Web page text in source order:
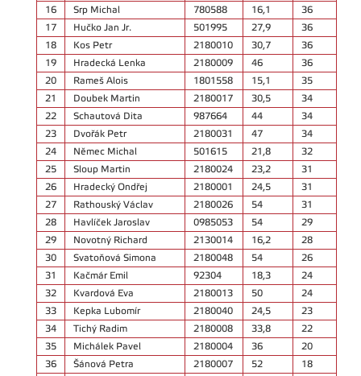
16 Srp Michal 780588 16,1
36
17
Hučko Jan Jr. 501995 27,9
36
18
Kos Petr 2180010 30,7
36
19
Hradecká Lenka 2180009 46
36
20
Rameš Alois 1801558 15,1
35
21
Doubek Martin 2180017 30,5
34
22
Schautová Dita 987664 44
34
23
Dvořák Petr 2180031 47
34
24
Němec Michal 501615 21,8
32
25
Sloup Martin 2180024 23,2
31
26
Hradecký Ondřej 2180001 24,5
31
27
Rathouský Václav 2180026 54
31
28
Havlíček Jaroslav 0985053 54
29
29
Novotný Richard 2130014 16,2
28
30
Svatoňová Simona 2180048 54
26
31
Kačmár Emil 92304 18,3
24
32
Kvardová Eva 2180013 50
24
33
Kepka Lubomír 2180040 24,5
23
34
Tichý Radim 2180008 33,8
22
35
Michálek Pavel 2180004 36
20
36
Šánová Petra 2180007 52 18